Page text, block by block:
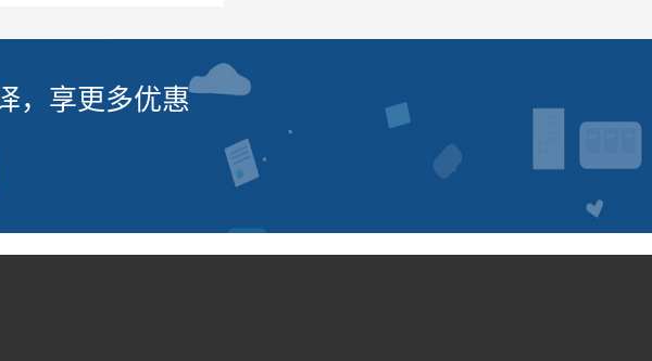
，享更多优惠